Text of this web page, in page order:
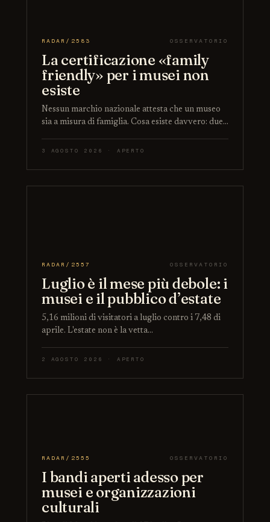
RADAR/2583 OSSERVATORIO
La certificazione «family
friendly» per i musei non
esiste
Nessun marchio nazionale attesta che un museo
sia a misura di famiglia. Cosa esiste davvero: due…
3 AGOSTO 2026 · APERTO
RADAR/2557 OSSERVATORIO
Luglio è il mese più debole: i
musei e il pubblico d’estate
5,16 milioni di visitatori a luglio contro i 7,48 di
aprile. L'estate non è la vetta…
2 AGOSTO 2026 · APERTO
RADAR/2555 OSSERVATORIO
I bandi aperti adesso per
musei e organizzazioni
culturali